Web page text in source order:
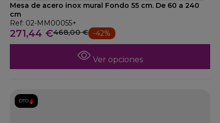
Mesa de acero inox mural Fondo 55 cm. De 60 a 240
cm
Ref: 02-MM00055+
271,44 €468,00 € -42%
Ver opciones
DTO.